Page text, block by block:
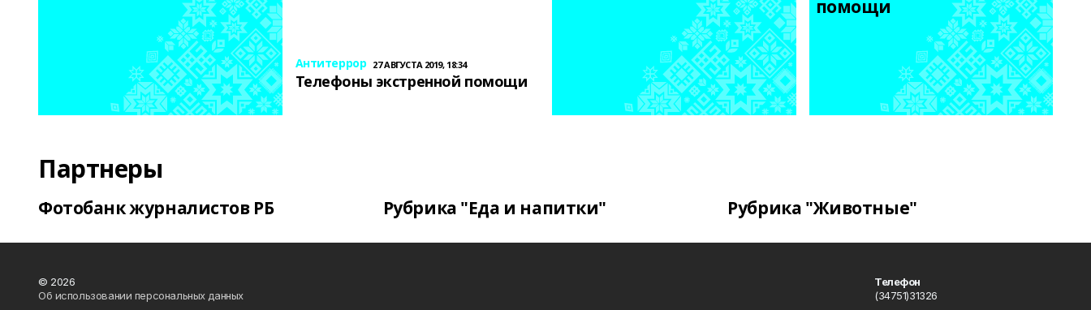
Антитеррор 27 АВГУСТА 2019, 18:34
Телефоны экстренной помощи
помощи
Партнеры
Фотобанк журналистов РБ Рубрика "Еда и напитки" Рубрика "Животные"
© 2026
Об использовании персональных данных
Телефон
(34751)31326